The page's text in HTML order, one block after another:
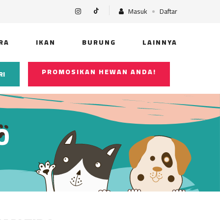
Masuk Daftar
IKAN BURUNG LAINNYA
PROMOSIKAN HEWAN ANDA!